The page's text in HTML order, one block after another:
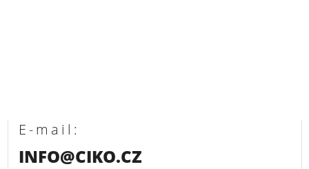
E-mail:
INFO@CIKO.CZ